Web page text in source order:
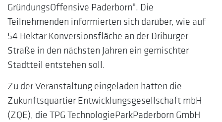
GründungsOffensive Paderborn". Die
Teilnehmenden informierten sich darüber, wie auf
54 Hektar Konversionsfläche an der Driburger
Straße in den nächsten Jahren ein gemischter
Stadtteil entstehen soll.
Zu der Veranstaltung eingeladen hatten die
Zukunftsquartier Entwicklungsgesellschaft mbH
(ZQE), die TPG TechnologieParkPaderborn GmbH